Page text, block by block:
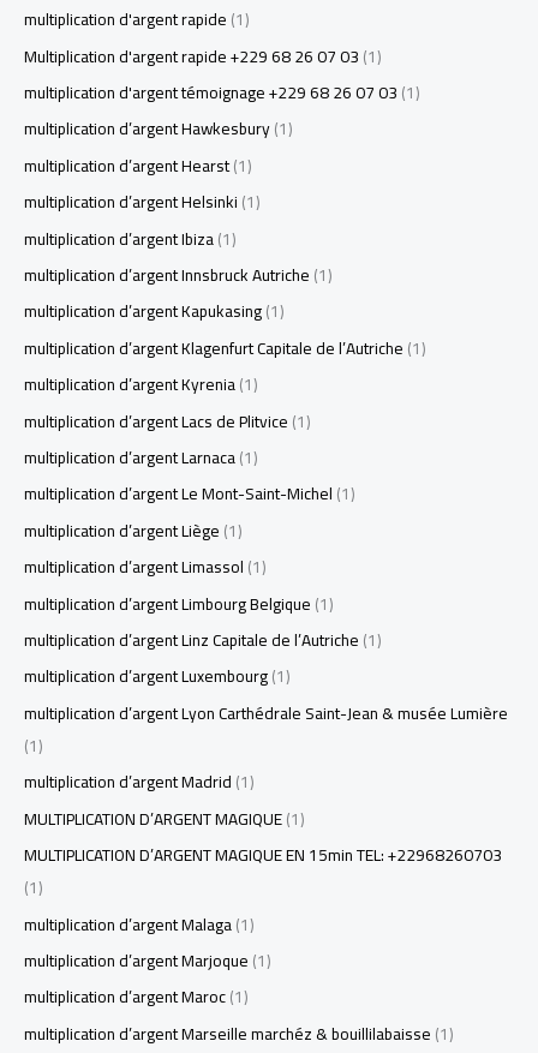
multiplication d'argent rapide(1)
Multiplication d'argent rapide +229 68 26 07 03(1)
multiplication d'argent témoignage +229 68 26 07 03(1)
multiplication d’argent Hawkesbury(1)
multiplication d’argent Hearst(1)
multiplication d’argent Helsinki(1)
multiplication d’argent Ibiza(1)
multiplication d’argent Innsbruck Autriche(1)
multiplication d’argent Kapukasing(1)
multiplication d’argent Klagenfurt Capitale de l’Autriche(1)
multiplication d’argent Kyrenia(1)
multiplication d’argent Lacs de Plitvice(1)
multiplication d’argent Larnaca(1)
multiplication d’argent Le Mont-Saint-Michel(1)
multiplication d’argent Liège(1)
multiplication d’argent Limassol(1)
multiplication d’argent Limbourg Belgique(1)
multiplication d’argent Linz Capitale de l’Autriche(1)
multiplication d’argent Luxembourg(1)
multiplication d’argent Lyon Carthédrale Saint-Jean & musée Lumière
(1)
multiplication d’argent Madrid(1)
MULTIPLICATION D’ARGENT MAGIQUE(1)
MULTIPLICATION D’ARGENT MAGIQUE EN 15min TEL: +22968260703
(1)
multiplication d’argent Malaga(1)
multiplication d’argent Marjoque(1)
multiplication d’argent Maroc(1)
multiplication d’argent Marseille marchéz & bouillilabaisse(1)